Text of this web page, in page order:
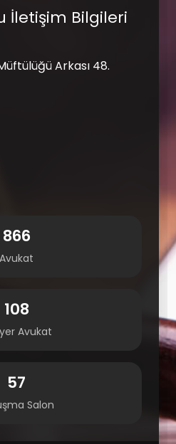
İletişim Bilgileri
Arkası 48.
866
Avukat
108
Avukat
57
Salon